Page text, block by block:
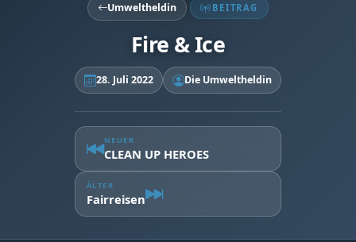
Umweltheldin BEITRAG
Fire & Ice
28. Juli 2022 Die Umweltheldin
NEUER
CLEAN UP HEROES
ÄLTER
Fairreisen